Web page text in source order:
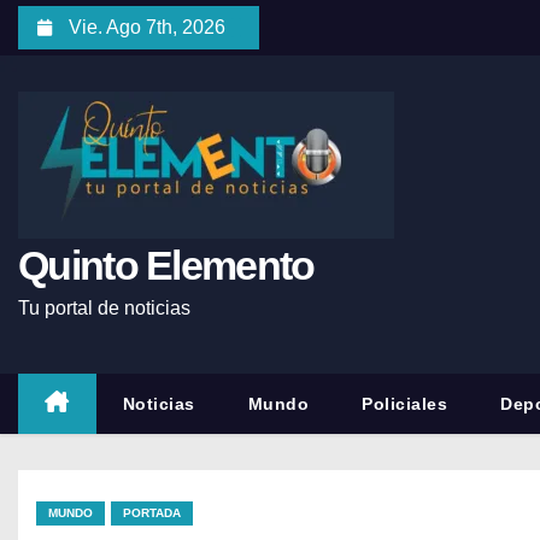
Vie. Ago 7th, 2026
Quinto Elemento
Tu portal de noticias
Noticias Mundo Policiales
MUNDO PORTADA